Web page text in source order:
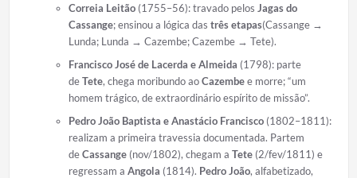
Correia Leitão (1755–56): travado pelos Jagas do
Cassange; ensinou a lógica dastrês etapas(Cassange →
Lunda; Lunda → Cazembe; Cazembe → Tete).
Francisco José de Lacerda e Almeida (1798): parte
deTete, chega moribundo aoCazembee morre; “um
homem trágico, de extraordinário espírito de missão”.
Pedro João Baptista e Anastácio Francisco (1802–1811):
realizam a primeira travessia documentada. Partem
deCassange (nov/1802), chegam aTete (2/fev/1811) e
regressam aAngola (1814). Pedro João, alfabetizado,